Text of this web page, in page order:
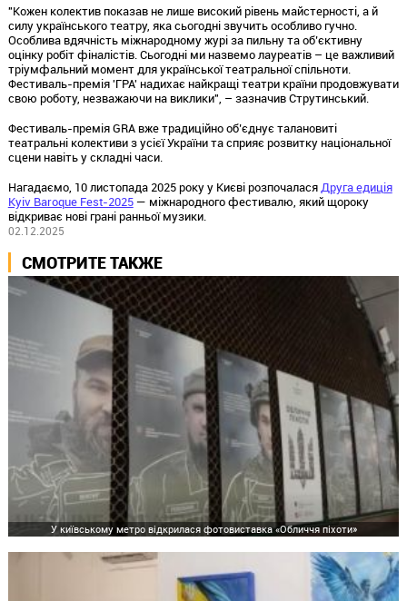
"Кожен колектив показав не лише високий рівень майстерності, а й
силу українського театру, яка сьогодні звучить особливо гучно.
Особлива вдячність міжнародному журі за пильну та об’єктивну
оцінку робіт фіналістів. Сьогодні ми назвемо лауреатів – це важливий
тріумфальний момент для української театральної спільноти.
Фестиваль-премія 'ГРА' надихає найкращі театри країни продовжувати
свою роботу, незважаючи на виклики", – зазначив Струтинський.
Фестиваль-премія GRA вже традиційно об’єднує талановиті
театральні колективи з усієї України та сприяє розвитку національної
сцени навіть у складні часи.
Нагадаємо, 10 листопада 2025 року у Києві розпочаласяДруга едиція
Kyiv Baroque Fest-2025— міжнародного фестивалю, який щороку
відкриває нові грані ранньої музики.
02.12.2025
СМОТРИТЕ ТАКЖЕ
У київському метро відкрилася фотовиставка «Обличчя піхоти»